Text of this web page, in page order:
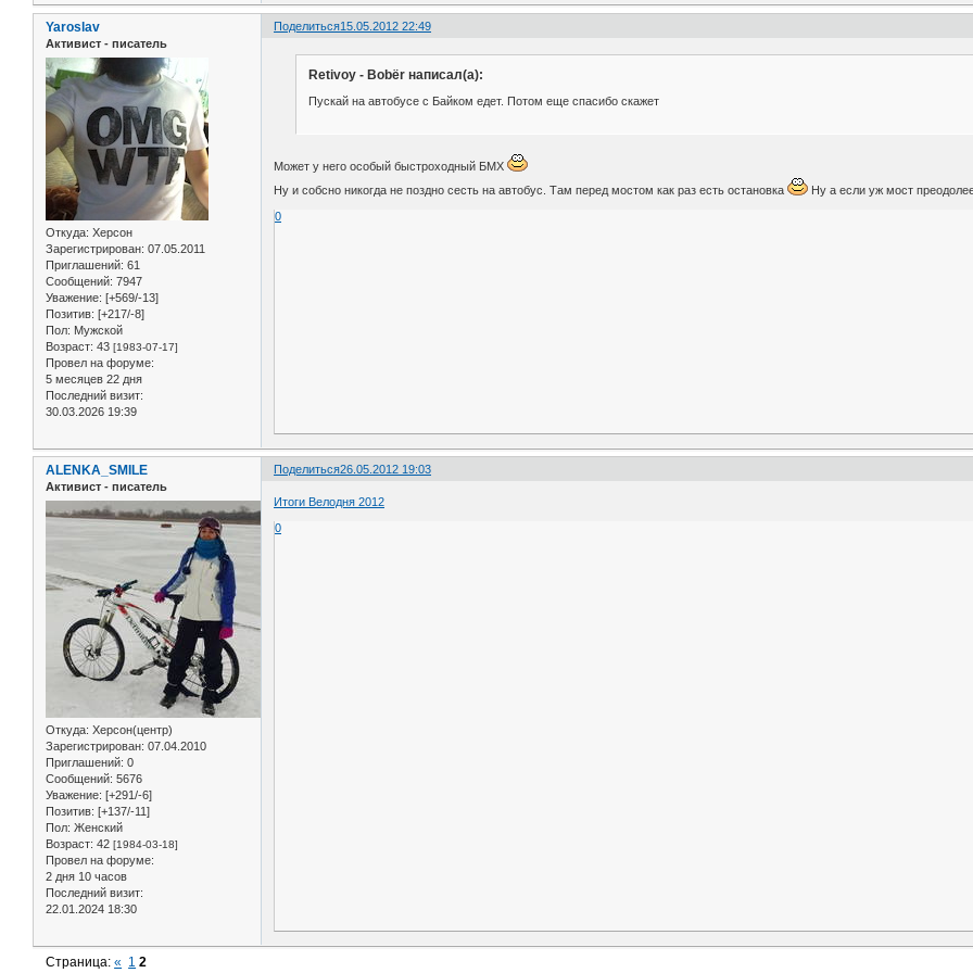
Поделиться15.05.2012 22:49
Yaroslav
Активист - писатель
Откуда: Херсон
Зарегистрирован: 07.05.2011
Приглашений: 61
Сообщений: 7947
Уважение: [+569/-13]
Позитив: [+217/-8]
Пол: Мужской
Возраст: 43 [1983-07-17]
Провел на форуме:
5 месяцев 22 дня
Последний визит:
30.03.2026 19:39
Retivoy - Bobёr написал(а):
Пускай на автобусе с Байком едет. Потом еще спасибо скажет
Может у него особый быстроходный БМХ
Ну и собсно никогда не поздно сесть на автобус. Там перед мостом как раз есть остановка
Ну а если уж мост
0
Поделиться26.05.2012 19:03
ALENKA_SMILE
Активист - писатель
Откуда: Херсон(центр)
Зарегистрирован: 07.04.2010
Приглашений: 0
Сообщений: 5676
Уважение: [+291/-6]
Позитив: [+137/-11]
Пол: Женский
Возраст: 42 [1984-03-18]
Провел на форуме:
2 дня 10 часов
Последний визит:
22.01.2024 18:30
Итоги Велодня 2012
0
Страница:« 1 2